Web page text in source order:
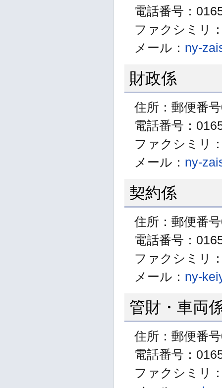
電話番号：
ファクシミリ
メール： ny-
財政係
住所：郵便番
電話番号：
ファクシミリ
メール： ny-
契約係
住所：郵便番
電話番号：
ファクシミリ
メール： ny-
管財・車両
住所：郵便番
電話番号：
ファクシミリ